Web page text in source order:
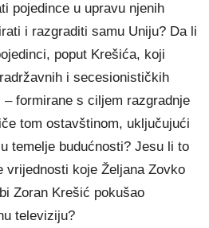
pojedince u upravu njenih
i razgraditi samu Uniju? Da li
poput Krešića, koji
i secesionističkih
– formirane s ciljem razgradnje
tom ostavštinom, uključujući
temelje budućnosti? Jesu li to
vrijednosti koje Željana Zovko
Zoran Krešić pokušao
televiziju?